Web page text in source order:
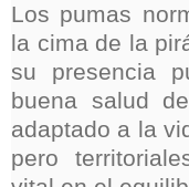
Los pumas
la cima de la
su presencia
buena salud
adaptado a la
pero